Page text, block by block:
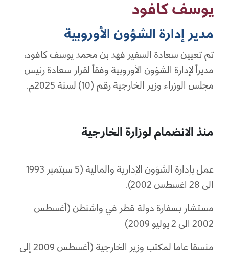
يوسف كافود
مدير إدارة الشؤون الأوروبية
تم تعيين سعادة السفير فهد بن محمد يوسف كافود،
مديراً لإدارة الشؤون الأوروبية وفقاً لقرار سعادة رئيس
مجلس الوزراء وزير الخارجية رقم (10) لسنة 2025م.
منذ الانضمام لوزارة الخارجية
عمل بإدارة الشؤون الإدارية والمالية (5 سبتمبر 1993
الى 28 اغسطس 2002).
مستشار بسفارة دولة قطر في واشنطن (أغسطس
2002 الى 2 يوليو 2009)
منسقا عاما لمكتب وزير الخارجية (أغسطس 2009 إلى